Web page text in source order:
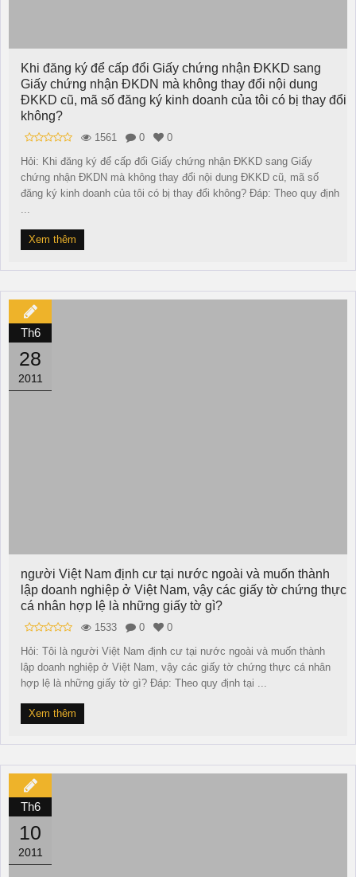
Khi đăng ký để cấp đổi Giấy chứng nhận ĐKKD sang
Giấy chứng nhận ĐKDN mà không thay đổi nội dung
ĐKKD cũ, mã số đăng ký kinh doanh của tôi có bị thay đổi
không?
1561 0
0
Hỏi: Khi đăng ký để cấp đổi Giấy chứng nhận ĐKKD sang Giấy
chứng nhận ĐKDN mà không thay đổi nội dung ĐKKD cũ, mã số
đăng ký kinh doanh của tôi có bị thay đổi không? Đáp: Theo quy định
...
Xem thêm
Th6
28
2011
người Việt Nam định cư tại nước ngoài và muốn thành
lập doanh nghiệp ở Việt Nam, vậy các giấy tờ chứng thực
cá nhân hợp lệ là những giấy tờ gì?
1533 0
0
Hỏi: Tôi là người Việt Nam định cư tại nước ngoài và muốn thành
lập doanh nghiệp ở Việt Nam, vậy các giấy tờ chứng thực cá nhân
hợp lệ là những giấy tờ gì? Đáp: Theo quy định tại ...
Xem thêm
Th6
10
2011